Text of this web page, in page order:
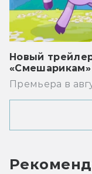
Новый
«Смешарикам»
Премьера в